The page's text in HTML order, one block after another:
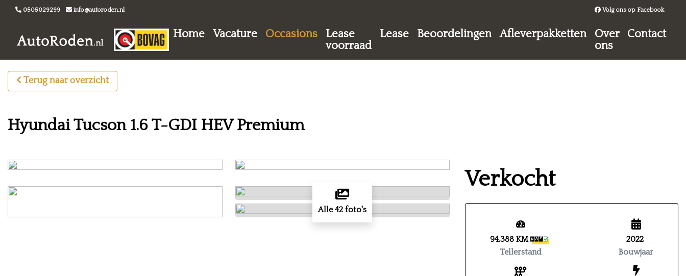
0505029299 info@autoroden.nl Volg ons op Facebook
Home Vacature Occasions
Lease
voorraad
Lease Beoordelingen Afleverpakketten
Over
ons
Contact
Terug naar overzicht
Hyundai Tucson 1.6 T-GDI HEV Premium
Alle 42 foto's
Verkocht
94.388 KM
Tellerstand
2022
Bouwjaar